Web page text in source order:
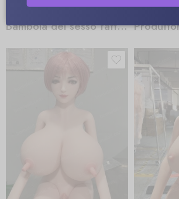
Bambola del sesso fatta in casa